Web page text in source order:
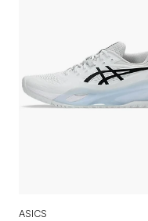
ASICS